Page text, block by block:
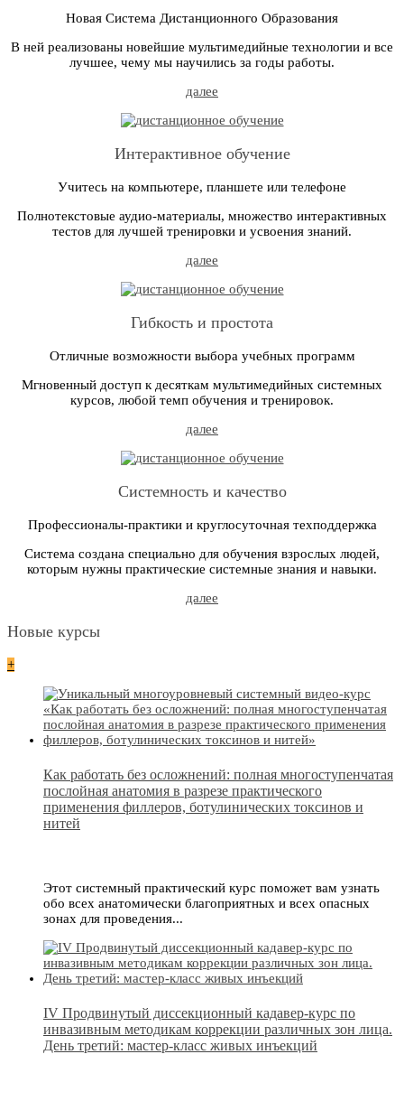
Новая Система Дистанционного Образования
В ней реализованы новейшие мультимедийные технологии и все
лучшее, чему мы научились за годы работы.
далее
Интерактивное обучение
Учитесь на компьютере, планшете или телефоне
Полнотекстовые аудио-материалы, множество интерактивных
тестов для лучшей тренировки и усвоения знаний.
далее
Гибкость и простота
Отличные возможности выбора учебных программ
Мгновенный доступ к десяткам мультимедийных системных
курсов, любой темп обучения и тренировок.
далее
Системность и качество
Профессионалы-практики и круглосуточная техподдержка
Система создана специально для обучения взрослых людей,
которым нужны практические системные знания и навыки.
далее
Новые курсы
+
Как работать без осложнений: полная многоступенчатая
послойная анатомия в разрезе практического
применения филлеров, ботулинических токсинов и
нитей
Этот системный практический курс поможет вам узнать
обо всех анатомически благоприятных и всех опасных
зонах для проведения...
IV Продвинутый диссекционный кадавер-курс по
инвазивным методикам коррекции различных зон лица.
День третий: мастер-класс живых инъекций